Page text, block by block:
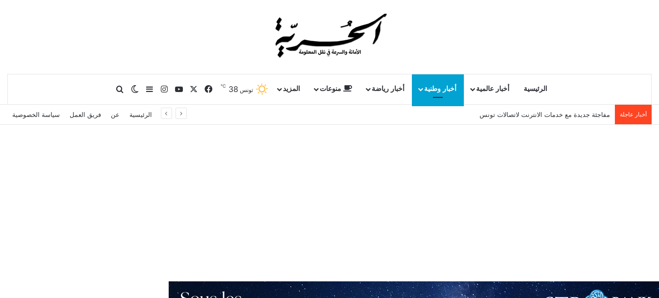
الرئيسية أخبار عالمية أخبار وطنية أخبار رياضة منوعات المزيد تونس 38
℃ فيسبوك يوتيوبانستقرامإضافة عمود جانبي
الوضع المظلم
بحث عن
أخبار عاجلة مفاجئة جديدة مع خدمات الانترنت لاتصالات تونس الرئيسية عن فريق العمل سياسة الخصوصية